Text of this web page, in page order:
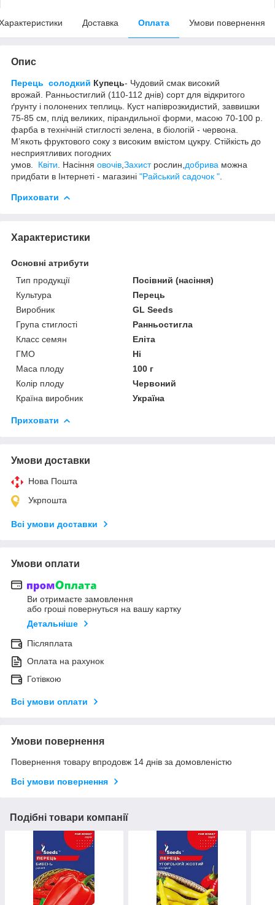
Доставка Оплата Умови повернення
Опис
Перець солодкий Купець- Чудовий смак високий
врожай. Ранньостиглий (110-112 днів) сорт для відкритого
ґрунту і полонених теплиць. Куст напіврозкидистий, заввишки
75-85 см, плід великих, пірандильної форми, масою 70-100 р.
фарба в технічній стиглості зелена, в біологій - червона.
М’якоть фруктового соку з високим вмістом цукру. Стійкість до
несприятливих погодних
умов. Квiти . Насiння овочiв Захистрослин, добрива можна
придбати в Інтернеті - магазині "Райський садочок "
Приховати
Характеристики
Основні атрибути
Тип продукції
Посівний (насіння)
Культура
Перець
Виробник
GL Seeds
Група стиглості
Ранньостигла
Класс семян
Еліта
ГМО
Ні
Маса плоду
100 г
Колір плоду
Червоний
Країна виробник
Україна
Приховати
Умови доставки
Нова Пошта
Укрпошта
Всі умови доставки
Умови оплати
Ви отримаєте замовлення
або гроші повернуться на вашу картку
Детальніше
Післяплата
Оплата на рахунок
Готівкою
Всі умови оплати
Умови повернення
Повернення товару впродовж 14 днів за домовленістю
Всі умови повернення
Подібні товари компанії